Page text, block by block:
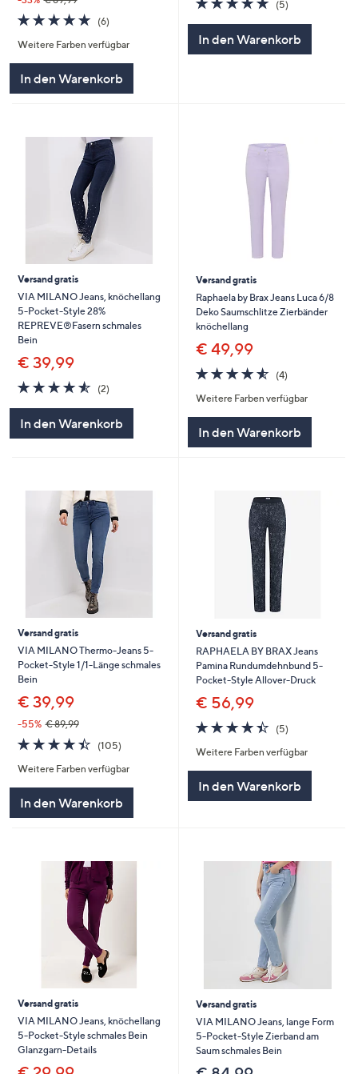
4.8
von
5
(6)6
Weitere Farben verfügbar
In den Warenkorb
von
(5)
In den Warenkorb
Versand gratis
VIA MILANO Jeans, knöchellang
5-Pocket-Style 28%
REPREVE®Fasern schmales
Bein
€ 39,99
4.5
von
(2)2
In den Warenkorb
Versand gratis
Raphaela by Brax Jeans Luca 6/8
Deko Saumschlitze Zierbänder
knöchellang
€ 49,99
4.5
von
5
(4)4
Weitere Farben verfügbar
In den Warenkorb
Versand gratis
VIA MILANO Thermo-Jeans 5-
Pocket-Style 1/1-Länge schmales
Bein
€ 39,99
-55% € 89,99
4.4
von
5
(105)105
Weitere Farben verfügbar
In den Warenkorb
Versand gratis
RAPHAELA BY BRAX Jeans
Pamina Rundumdehnbund 5-
Pocket-Style Allover-Druck
€ 56,99
4.4
von
5
(5)5
Weitere Farben verfügbar
In den Warenkorb
Versand gratis
VIA MILANO Jeans, knöchellang
5-Pocket-Style schmales Bein
Glanzgarn-Details
Versand gratis
VIA MILANO Jeans, lange Form
5-Pocket-Style Zierband am
Saum schmales Bein